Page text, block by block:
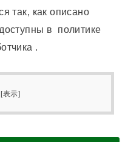
так, как описано
в политике
.
[表示]